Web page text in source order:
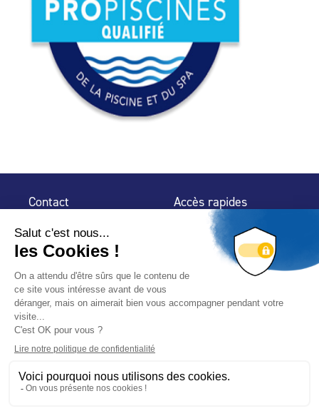
Contact
75 009 Paris
Accès rapides
Espace Presse
Trouver un
professionnel
Nous suivre